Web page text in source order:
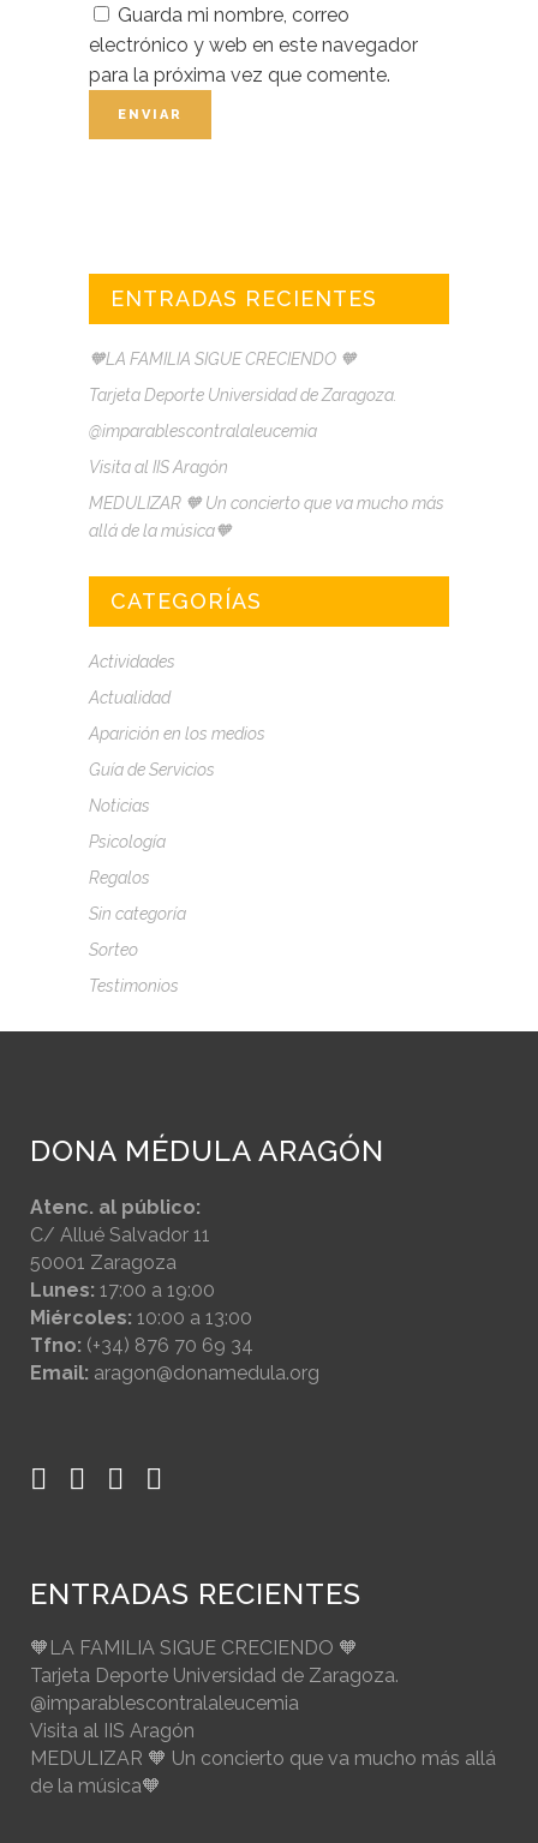
Guarda mi nombre, correo
electrónico y web en este navegador
para la próxima vez que comente.
ENTRADAS RECIENTES
🧡LA FAMILIA SIGUE CRECIENDO 🧡
Tarjeta Deporte Universidad de Zaragoza.
@imparablescontralaleucemia
Visita al IIS Aragón
MEDULIZAR 🧡 Un concierto que va mucho más
allá de la música🧡
CATEGORÍAS
Actividades
Actualidad
Aparición en los medios
Guía de Servicios
Noticias
Psicología
Regalos
Sin categoría
Sorteo
Testimonios
DONA MÉDULA ARAGÓN
Atenc. al público:
C/ Allué Salvador 11
50001 Zaragoza
Lunes: 17:00 a 19:00
Miércoles: 10:00 a 13:00
Tfno: (+34) 876 70 69 34
Email: aragon@donamedula.org
ENTRADAS RECIENTES
🧡LA FAMILIA SIGUE CRECIENDO 🧡
Tarjeta Deporte Universidad de Zaragoza.
@imparablescontralaleucemia
Visita al IIS Aragón
MEDULIZAR 🧡 Un concierto que va mucho más allá
de la música🧡